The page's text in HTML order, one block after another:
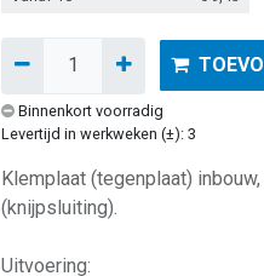
Binnenkort voorradig
Levertijd in werkweken (±): 3
Klemplaat (tegenplaat)
(knijpsluiting).
Uitvoering: